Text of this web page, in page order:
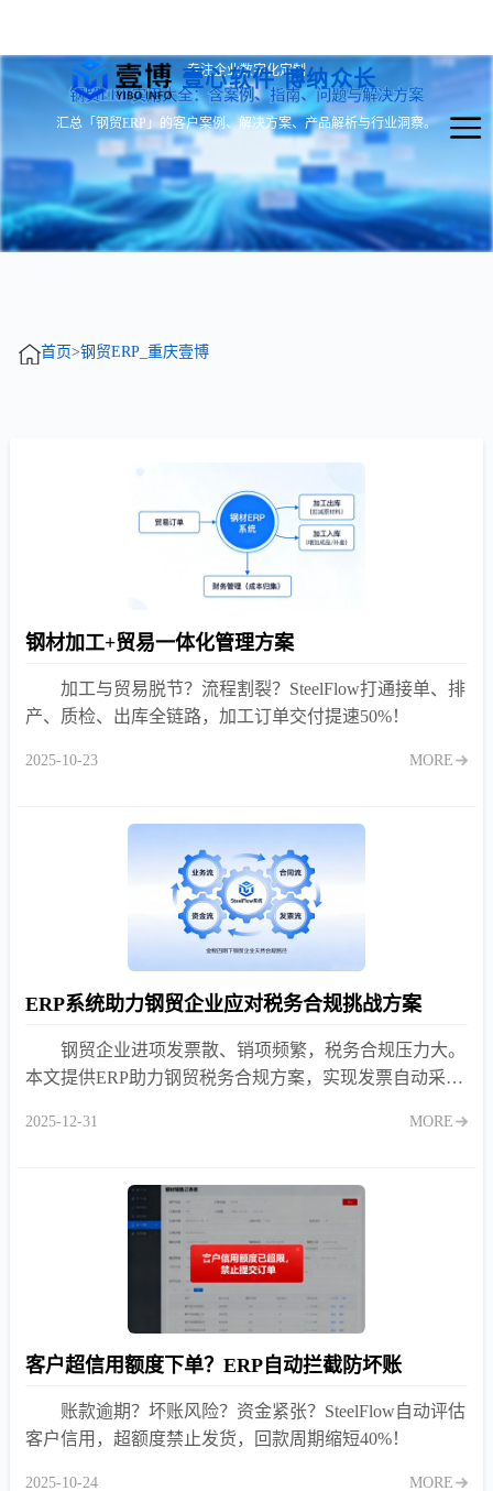
壹心软件 博纳众长
专注企业数字化定制
钢贸ERP实用大全：含案例、指南、问题与解决方案
汇总「钢贸ERP」的客户案例、解决方案、产品解析与行业洞察。
首页>钢贸ERP_重庆壹博
钢材加工+贸易一体化管理方案
加工与贸易脱节？流程割裂？SteelFlow打通接单、排
产、质检、出库全链路，加工订单交付提速50%！
2025-10-23 MORE
ERP系统助力钢贸企业应对税务合规挑战方案
钢贸企业进项发票散、销项频繁，税务合规压力大。
本文提供ERP助力钢贸税务合规方案，实现发票自动采
2025-12-31 MORE
客户超信用额度下单？ERP自动拦截防坏账
账款逾期？坏账风险？资金紧张？SteelFlow自动评估
客户信用，超额度禁止发货，回款周期缩短40%！
2025-10-24 MORE